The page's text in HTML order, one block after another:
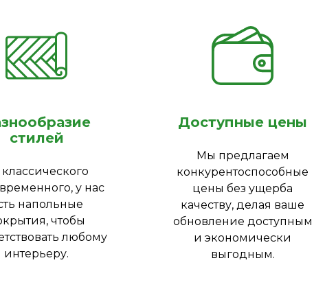
стилей
у нас
напольные
чтобы
любому
интерьеру.
Доступные цены
Мы предлагаем
конкурентоспособные
цены без ущерба
качеству, делая ваше
обновление доступным
и экономически
выгодным.